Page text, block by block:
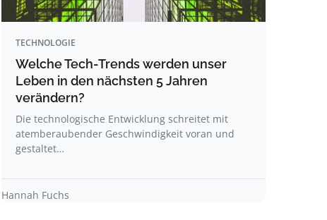
TECHNOLOGIE
Welche Tech-Trends werden unser
Leben in den nächsten 5 Jahren
verändern?
Die technologische Entwicklung schreitet mit
atemberaubender Geschwindigkeit voran und
gestaltet…
Hannah Fuchs